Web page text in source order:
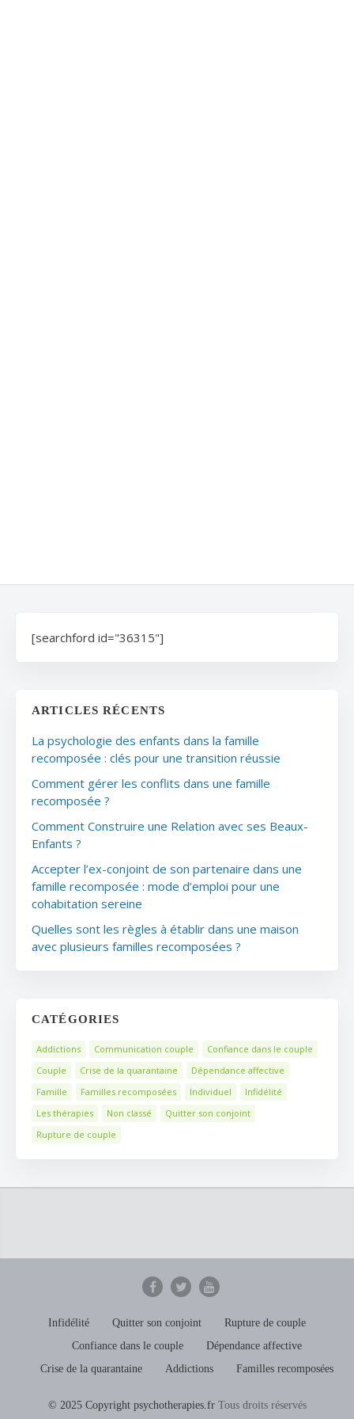
[searchford id="36315"]
ARTICLES RÉCENTS
La psychologie des enfants dans la famille
recomposée : clés pour une transition réussie
Comment gérer les conflits dans une famille
recomposée ?
Comment Construire une Relation avec ses Beaux-
Enfants ?
Accepter l’ex-conjoint de son partenaire dans une
famille recomposée : mode d’emploi pour une
cohabitation sereine
Quelles sont les règles à établir dans une maison
avec plusieurs familles recomposées ?
CATÉGORIES
Addictions Communication couple
Confiance dans le couple
Couple
Crise de la quarantaine
Dépendance affective
Famille
Familles recomposées Individuel
Infidélité
Les thérapies
Non classé
Quitter son conjoint
Rupture de couple
Infidélité Quitter son conjoint
Rupture de couple
Confiance dans le couple
Dépendance affective
Crise de la quarantaine
Addictions Familles recomposées
© 2025 Copyright psychotherapies.frTous droits réservés